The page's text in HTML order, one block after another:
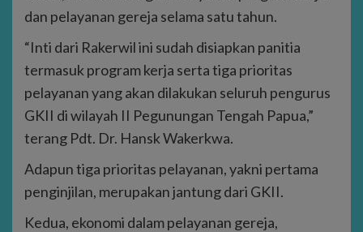
dan pelayanan gereja selama satu tahun.
“Inti dari Rakerwil ini sudah disiapkan panitia
termasuk program kerja serta tiga prioritas
pelayanan yang akan dilakukan seluruh pengurus
GKII di wilayah II Pegunungan Tengah Papua,”
terang Pdt. Dr. Hansk Wakerkwa.
Adapun tiga prioritas pelayanan, yakni pertama
penginjilan, merupakan jantung dari GKII.
Kedua, ekonomi dalam pelayanan gereja,